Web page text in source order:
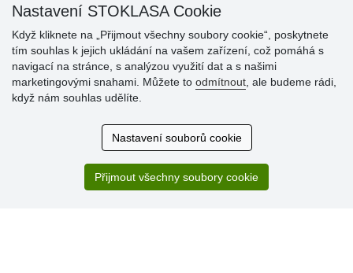
Hodnocení
zákazníků
Super obchod, kvalitní zboží za slušné ceny. Vřele
Sortiment za fajn ceny a hlavně super rychlé dodání. Moc
Nastavení STOKLASA Cookie
Když kliknete na „Přijmout všechny soubory cookie“, poskytnete
tím souhlas k jejich ukládání na vašem zařízení, což pomáhá s
navigací na stránce, s analýzou využití dat a s našimi
marketingovými snahami. Můžete to odmítnout , ale budeme rádi,
když nám souhlas udělíte.
Nastavení souborů cookie
Přijmout všechny soubory cookie